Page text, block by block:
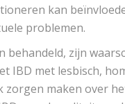
kan
problemen.
behandeld, zijn
IBD met lesbisch,
maken over